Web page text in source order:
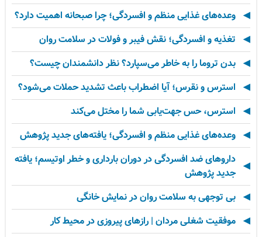
وعده‌های غذایی منظم و افسردگی؛ چرا صبحانه اهمیت دارد؟
تغذیه و افسردگی؛ نقش فیبر و فولات در سلامت روان
بدن تروما را به خاطر می‌سپارد؟ نظر دانشمندان چیست؟
استرس و نقرس؛ آیا اضطراب باعث تشدید حملات می‌شود؟
استرس، حس جهت‌یابی شما را مختل می‌کند
وعده‌های غذایی منظم و افسردگی؛ یافته‌های جدید پژوهش
داروهای ضد افسردگی در دوران بارداری و خطر اوتیسم؛ یافته
جدید پژوهش
بی توجهی به سلامت روان در نمایش خانگی
موفقیت شغلی مردان | رازهای پیروزی در محیط کار